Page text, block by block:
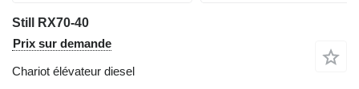
Still RX70-40
Prix sur demande
Chariot élévateur diesel